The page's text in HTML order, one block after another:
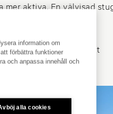
aktiva. En välvisad
hjälper dig att välja rätt
målgrupp.
information om
förbättra funktioner
och anpassa innehåll och
alla cookies